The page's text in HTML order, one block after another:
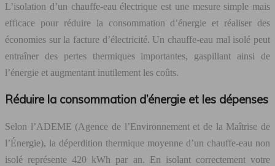
L’isolation d’un chauffe-eau électrique est une mesure simple mais
efficace pour réduire la consommation d’énergie et réaliser des
économies sur la facture d’électricité. Un chauffe-eau mal isolé peut
entraîner des pertes thermiques importantes, gaspillant ainsi de
l’énergie et augmentant inutilement les coûts.
Réduire la consommation d’énergie et les dépenses
Selon l’ADEME (Agence de l’Environnement et de la Maîtrise de
l’Énergie), la déperdition thermique moyenne d’un chauffe-eau non
isolé représente 420 kWh par an. En isolant correctement votre